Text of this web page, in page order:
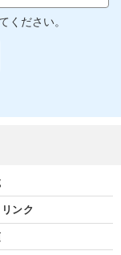
ください。
ンク